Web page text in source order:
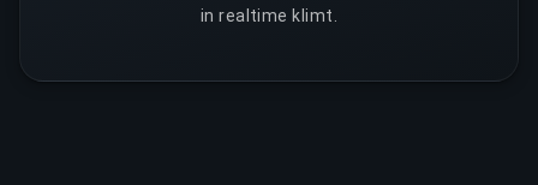
in realtime klimt.